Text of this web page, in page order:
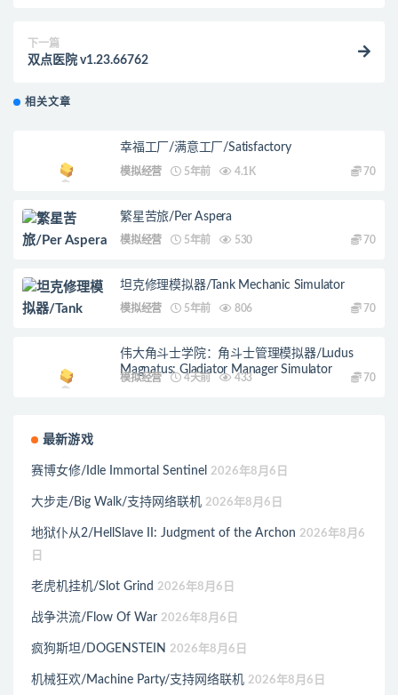
下一篇
双点医院 v1.23.66762
相关文章
幸福工厂/满意工厂/Satisfactory
模拟经营 5年前 4.1K 70
繁星苦旅/Per Aspera
模拟经营 5年前 530 70
坦克修理模拟器/Tank Mechanic Simulator
模拟经营 5年前 806 70
伟大角斗士学院：角斗士管理模拟器/Ludus
Magnatus: Gladiator Manager Simulator
模拟经营 4天前 433 70
最新游戏
赛博女修/Idle Immortal Sentinel 2026年8月6日
大步走/Big Walk/支持网络联机 2026年8月6日
地狱仆从2/HellSlave II: Judgment of the Archon 2026年8月6
日
老虎机挂机/Slot Grind 2026年8月6日
战争洪流/Flow Of War 2026年8月6日
疯狗斯坦/DOGENSTEIN 2026年8月6日
机械狂欢/Machine Party/支持网络联机 2026年8月6日